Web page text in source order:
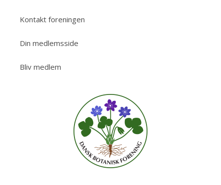
Kontakt foreningen
Din medlemsside
Bliv medlem